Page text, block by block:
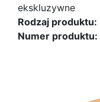
ekskluzywne
Rodzaj produktu:
Numer produktu: